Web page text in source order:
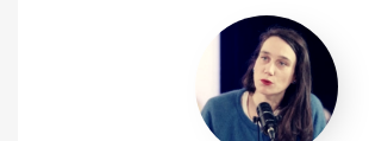
Charlotte
Thomas